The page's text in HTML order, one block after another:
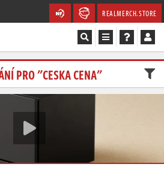
REALMERCH.STORE
PRO "CESKA CENA"